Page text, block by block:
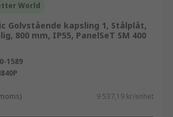
World
Golvstående kapsling 1, Stålplåt,
800 mm, IP55, PanelSeT SM 400
1589
9 537,19 kr/enhet